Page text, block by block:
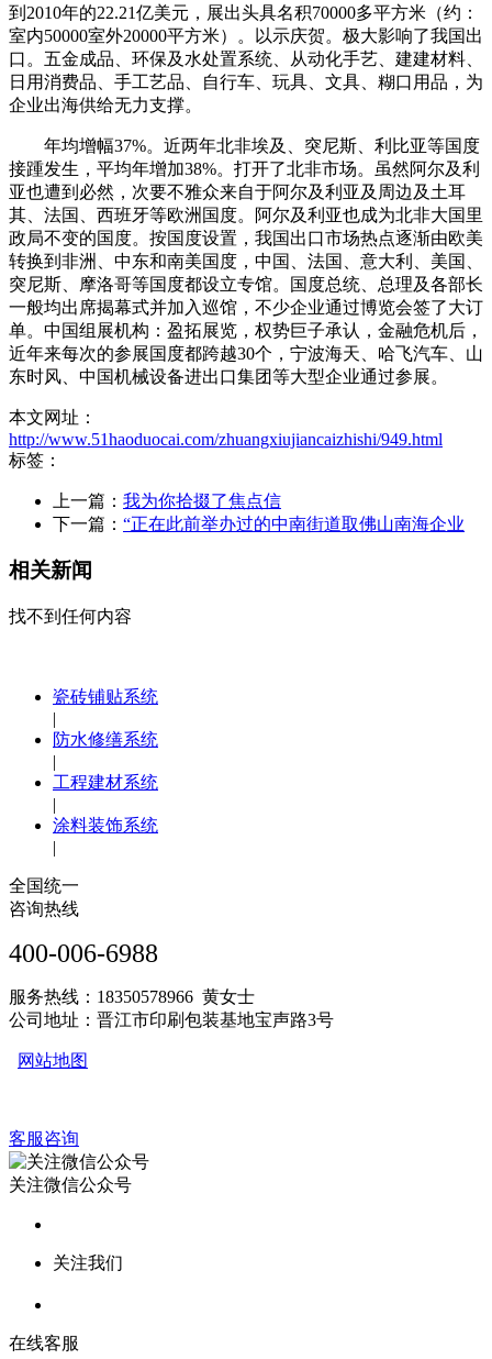
到2010年的22.21亿美元，展出头具名积70000多平方米（约：
室内50000室外20000平方米）。以示庆贺。极大影响了我国出
口。五金成品、环保及水处置系统、从动化手艺、建建材料、
日用消费品、手工艺品、自行车、玩具、文具、糊口用品，为
企业出海供给无力支撑。
年均增幅37%。近两年北非埃及、突尼斯、利比亚等国度
接踵发生，平均年增加38%。打开了北非市场。虽然阿尔及利
亚也遭到必然，次要不雅众来自于阿尔及利亚及周边及土耳
其、法国、西班牙等欧洲国度。阿尔及利亚也成为北非大国里
政局不变的国度。按国度设置，我国出口市场热点逐渐由欧美
转换到非洲、中东和南美国度，中国、法国、意大利、美国、
突尼斯、摩洛哥等国度都设立专馆。国度总统、总理及各部长
一般均出席揭幕式并加入巡馆，不少企业通过博览会签了大订
单。中国组展机构：盈拓展览，权势巨子承认，金融危机后，
近年来每次的参展国度都跨越30个，宁波海天、哈飞汽车、山
东时风、中国机械设备进出口集团等大型企业通过参展。
本文网址：
http://www.51haoduocai.com/zhuangxiujiancaizhishi/949.html
标签：
上一篇： 我为你拾掇了焦点信
下一篇： “正在此前举办过的中南街道取佛山南海企业
相关新闻
找不到任何内容
瓷砖铺贴系统
|
防水修缮系统
|
工程建材系统
|
涂料装饰系统
|
全国统一
咨询热线
400-006-6988
服务热线：18350578966 黄女士
公司地址：晋江市印刷包装基地宝声路3号
网站地图
客服咨询
关注微信公众号
关注我们
在线客服